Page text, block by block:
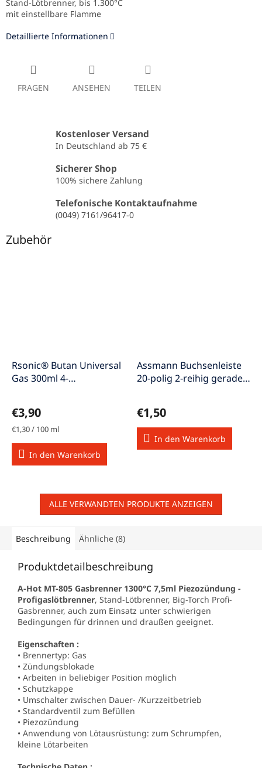
Stand-Lötbrenner, bis 1.300°C
mit einstellbare Flamme
Detaillierte Informationen
FRAGEN ANSEHEN TEILEN
Kostenloser Versand
In Deutschland ab 75 €
Sicherer Shop
100% sichere Zahlung
Telefonische Kontaktaufnahme
(0049) 7161/96417-0
Zubehör
Rsonic® Butan Universal
Gas 300ml 4-
€3,90
Verkaufspreis:
€1,30 / 100 ml
In den Warenkorb
Assmann Buchsenleiste
20-polig 2-reihig gerade
€1,50
In den Warenkorb
ALLE VERWANDTEN PRODUKTE ANZEIGEN
Beschreibung Ähnliche (8)
Produktdetailbeschreibung
A-Hot MT-805 Gasbrenner 1300°C 7,5ml Piezozündung -
Profigaslötbrenner, Stand-Lötbrenner, Big-Torch Profi-
Gasbrenner, auch zum Einsatz unter schwierigen
Bedingungen für drinnen und draußen geeignet.
Eigenschaften :
• Brennertyp: Gas
• Zündungsblokade
• Arbeiten in beliebiger Position möglich
• Schutzkappe
• Umschalter zwischen Dauer- /Kurzzeitbetrieb
• Standardventil zum Befüllen
• Piezozündung
• Anwendung von Lötausrüstung: zum Schrumpfen,
kleine Lötarbeiten